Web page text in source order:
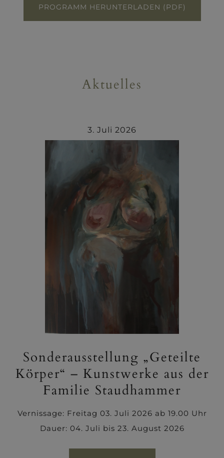
PROGRAMM HERUNTERLADEN (PDF)
Aktuelles
3. Juli 2026
Sonderausstellung „Geteilte
Körper“ – Kunstwerke aus der
Familie Staudhammer
Vernissage: Freitag 03. Juli 2026 ab 19.00 Uhr
Dauer: 04. Juli bis 23. August 2026